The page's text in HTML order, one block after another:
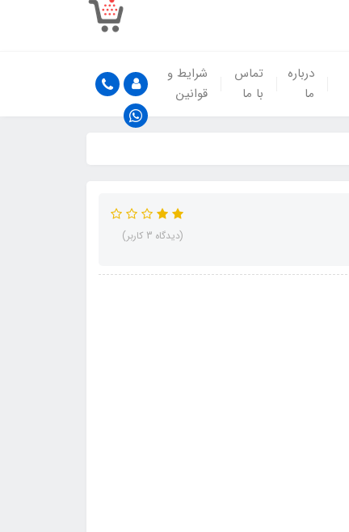
درباره
ما
تماس
با ما
شرایط و
قوانین
(دیدگاه 3 کاربر)